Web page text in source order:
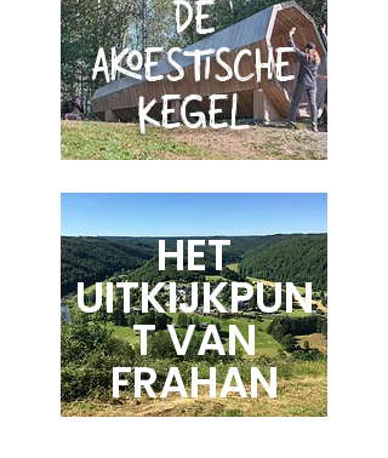
DE
AKOESTISCHE
KEGEL
HET
UITKIJKPUN
T VAN
FRAHAN